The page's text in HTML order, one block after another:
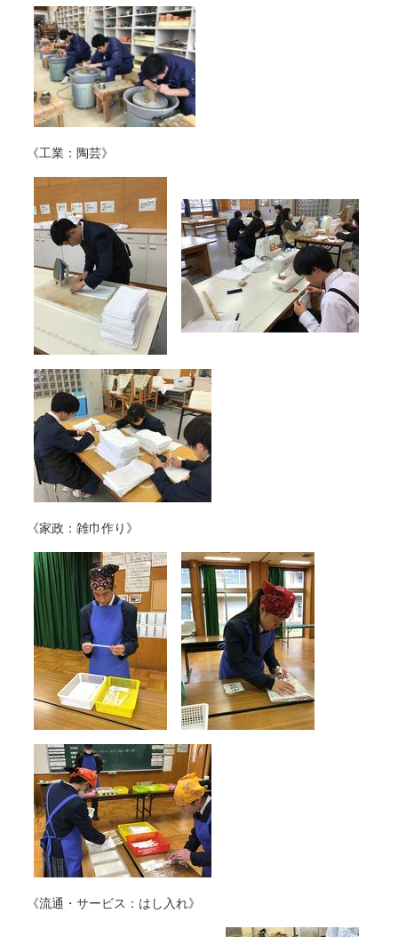
《工業：陶芸》
《家政：雑巾作り》
《流通・サービス：はし入れ》